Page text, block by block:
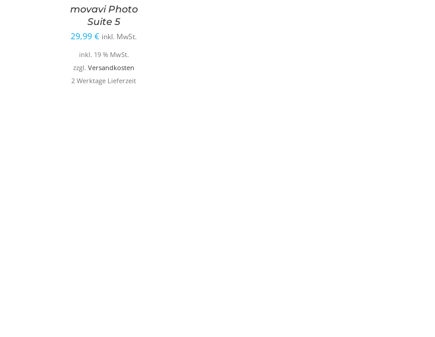
movavi Photo
Suite 5
29,99€ inkl. MwSt.
inkl. 19 % MwSt.
zzgl.Versandkosten
2 Werktage Lieferzeit